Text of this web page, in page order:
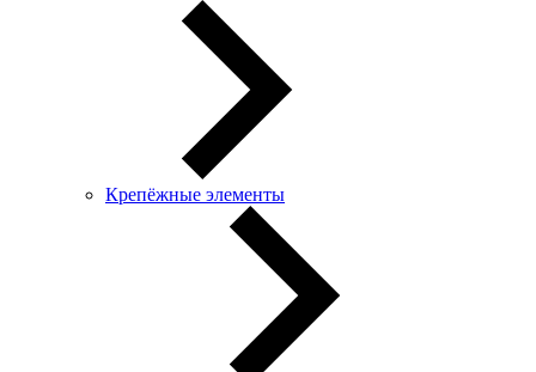
Крепёжные элементы